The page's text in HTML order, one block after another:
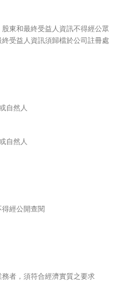
東和最終受益人資訊不得經公眾
受益人資訊須歸檔於公司註冊處
自然人
自然人
經公開查閱
者，須符合經濟實質之要求